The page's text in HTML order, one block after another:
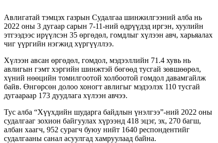
Авлигатай тэмцэх газрын Судалгаа шинжилгээний алба нь
2022 оны 3 дугаар сарын 7-11-ний өдрүүдэд иргэн, хуулийн
этгээдээс ирүүлсэн 35 өргөдөл, гомдлыг хүлээн авч, харьяалах
чиг үүргийн нэгжид хүргүүллээ.
Хүлээн авсан өргөдөл, гомдол, мэдээллийн 71.4 хувь нь
авлигын гэмт хэргийн шинжтэй бөгөөд тусгай зөвшөөрөл,
хүний нөөцийн томилгоотой холбоотой гомдол давамгайлж
байв. Өнгөрсөн долоо хоногт авлигыг мэдээлэх 110 тусгай
дугаараар 173 дуудлага хүлээн авчээ.
Тус алба “Хүүхдийн шударга байдлын үнэлгээ”-ний 2022 оны
судалгааг зохион байгуулах хүрээнд 418 эцэг, эх, 270 багш,
албан хаагч, 952 сурагч буюу нийт 1640 респондентийг
судалгааны санал асуулгад хамруулаад байна.